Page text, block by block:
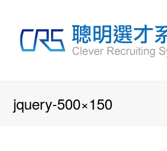
jquery-500×150